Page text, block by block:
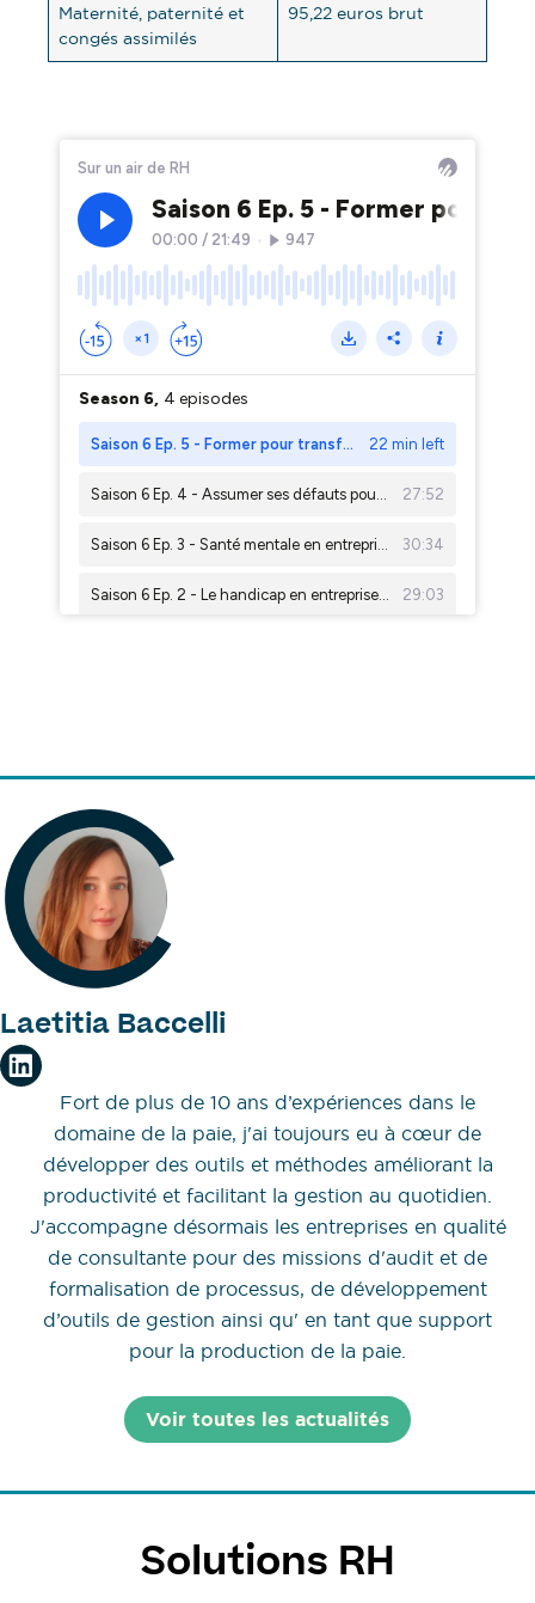
Maternité, paternité et
congés assimilés
95,22 euros brut
Laetitia Baccelli
Fort de plus de 10 ans d’expériences dans le
domaine de la paie, j'ai toujours eu à cœur de
développer des outils et méthodes améliorant la
productivité et facilitant la gestion au quotidien.
J'accompagne désormais les entreprises en qualité
de consultante pour des missions d'audit et de
formalisation de processus, de développement
d’outils de gestion ainsi qu' en tant que support
pour la production de la paie.
Voir toutes les actualités
Solutions RH